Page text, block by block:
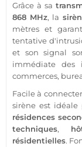
Grâce à sa
868 MHz, la
mètres et
tentative
et son signal
immédiate des
commerces,
Facile à
sirène est idéale
résidences
techniques,
résidentielles.